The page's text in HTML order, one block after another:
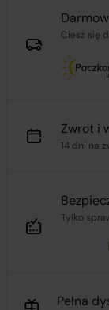
Ciesz się
Zwrot i
14 dni na
Tylko
Pełna